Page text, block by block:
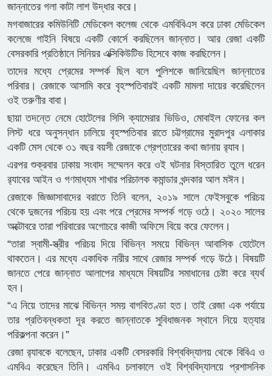
জান্নাতের গলা কাটা লাশ উদ্ধার করে।
মগবাজারের কমিউনিটি মেডিকেল কলেজ থেকে এমবিবিএস করে ঢাকা মেডিকেল
কলেজে গাইনি বিষয়ে একটি কোর্সে করছিলেন জান্নাত। আর রেজা একটি
বেসরকারি প্রতিষ্ঠানে সিনিয়র এক্সিকিউটিভ হিসেবে কাজ করছিলেন।
তাদের মধ্যে প্রেমের সম্পর্ক ছিল বলে পুলিশকে জানিয়েছিল জান্নাতের
পরিবার। রেজাকে আসামি করে বৃহস্পতিবারই একটি মামলা দায়ের করেছিলেন
ওই তরুণীর বাবা।
ছায়া তদন্তে নেমে হোটেলের সিসি ক্যামেরার ভিডিও, মোবাইল ফোনের কল
লিস্ট ধরে অনুসন্ধান চালিয়ে বৃহস্পতিবার রাতে চট্টগ্রামের মুরাদপুর এলাকার
একটি মেস থেকে ৩১ বছর বয়সী রেজাকে গ্রেপ্তারের কথা জানায় র‌্যাব।
এরপর শুক্রবার ঢাকায় সংবাদ সম্মেলন করে ওই ঘটনার বিস্তারিত তুলে ধরেন
র‌্যাবের আইন ও গণমাধ্যম শাখার পরিচালক কমান্ডার খন্দকার আল মঈন।
রেজাকে জিজ্ঞাসাবাদের বরাতে তিনি বলেন, ২০১৯ সালে ফেইসবুকে পরিচয়
থেকে দুজনের পরিচয় হয় এবং পরে প্রেমের সম্পর্ক গড়ে ওঠে। ২০২০ সালের
অক্টোবরে তারা পরিবারের অগোচরে কাজী অফিসে বিয়ে করে ফেলেন।
“তারা স্বামী-স্ত্রীর পরিচয় দিয়ে বিভিন্ন সময়ে বিভিন্ন আবাসিক হোটেলে
থাকতেন। এর মধ্যে একাধিক নারীর সাথে রেজার সম্পর্ক গড়ে উঠে। বিষয়টি
জানতে পেরে জান্নাত আলাপের মাধ্যমে বিষয়টির সমাধানের চেষ্টা করে ব্যর্থ
হন।
“এ নিয়ে তাদের মাঝে বিভিন্ন সময় বাগবিতণ্ডা হত। তাই রেজা এক পর্যায়ে
তার প্রতিবন্ধকতা দূর করতে জান্নাতকে সুবিধাজনক স্থানে নিয়ে হত্যার
পরিকল্পনা করেন।”
রেজা র‌্যাবকে বলেছেন, ঢাকার একটি বেসরকারি বিশ্ববিদ্যালয় থেকে বিবিএ ও
এমবিএ করেছেন তিনি। এমবিএ চলাকালে ওই বিশ্ববিদ্যালয়ে প্রশাসনিক